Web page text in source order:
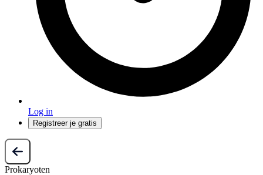
Log in
Registreer je gratis
Prokaryoten